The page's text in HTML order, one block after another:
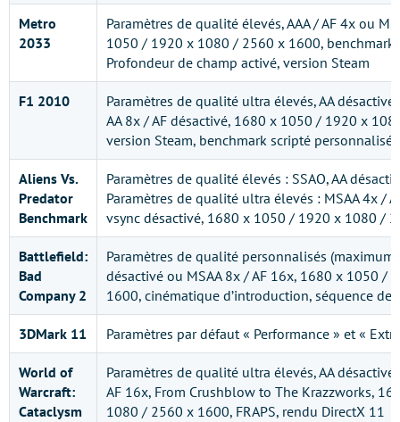
Metro
2033
Paramètres de qualité élevés, AAA / AF 4x ou
1050 / 1920 x 1080 / 2560 x 1600, benchmark
Profondeur de champ activé, version Steam
F1 2010
Paramètres de qualité ultra élevés, AA
AA 8x / AF désactivé, 1680 x 1050 / 1920 x
version Steam, benchmark scripté
Aliens Vs.
Predator
Benchmark
Paramètres de qualité élevés : SSAO, AA
Paramètres de qualité ultra élevés : MSAA 4x /
vsync désactivé, 1680 x 1050 / 1920 x 1080 /
Battlefield:
Bad
Company 2
Paramètres de qualité personnalisés
désactivé ou MSAA 8x / AF 16x, 1680 x 1050 /
1600, cinématique d’introduction, séquence de
3DMark 11 Paramètres par défaut « Performance » et «
World of
Warcraft:
Cataclysm
Paramètres de qualité ultra élevés, AA
AF 16x, From Crushblow to The Krazzworks,
1080 / 2560 x 1600, FRAPS, rendu DirectX 11